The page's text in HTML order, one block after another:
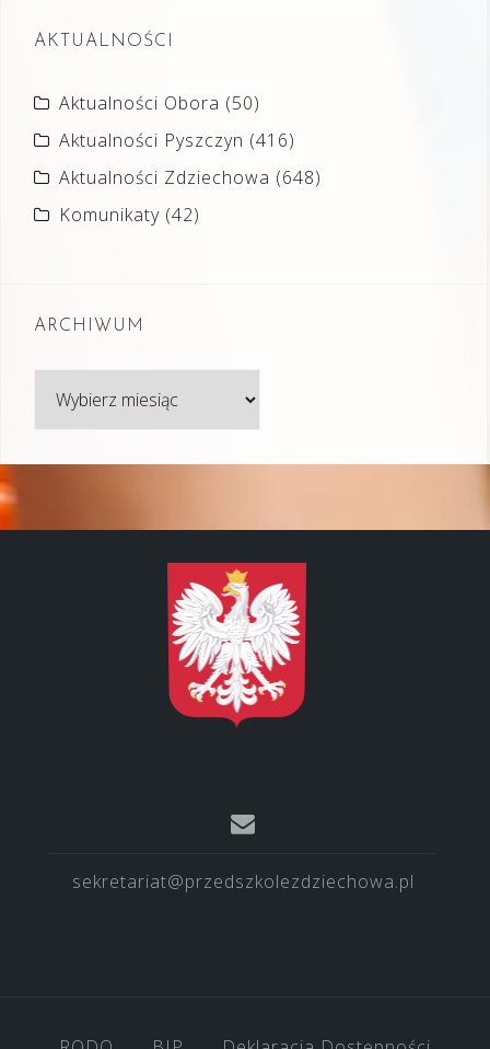
AKTUALNOŚCI
Aktualności Obora (50)
Aktualności Pyszczyn (416)
Aktualności Zdziechowa (648)
Komunikaty (42)
ARCHIWUM
sekretariat@przedszkolezdziechowa.pl